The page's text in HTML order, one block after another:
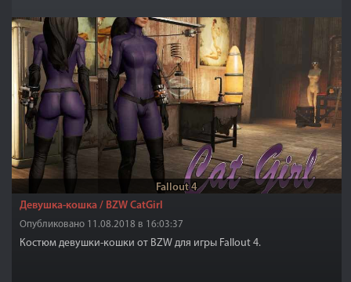
Fallout 4
Девушка-кошка / BZW CatGirl
Опубликовано 11.08.2018 в 16:03:37
Костюм девушки-кошки от BZW для игры Fallout 4.